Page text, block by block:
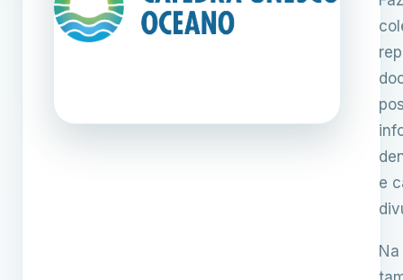
e